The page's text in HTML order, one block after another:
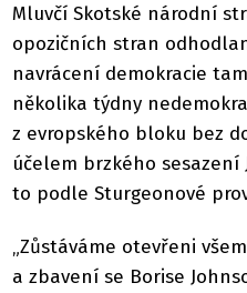
Mluvčí Skotské národní
opozičních stran
navrácení demokracie
několika týdny
z evropského bloku bez
účelem brzkého
to podle Sturgeonové
„Zůstáváme otevřeni
a zbavení se Borise